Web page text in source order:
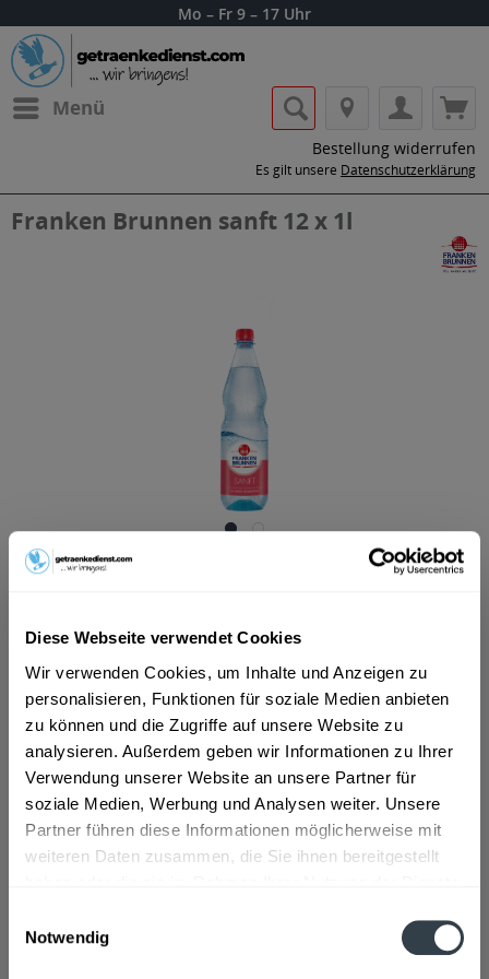
Diese Webseite verwendet Cookies
Wir verwenden Cookies, um Inhalte und Anzeigen zu
personalisieren, Funktionen für soziale Medien anbieten
zu können und die Zugriffe auf unsere Website zu
analysieren. Außerdem geben wir Informationen zu Ihrer
Verwendung unserer Website an unsere Partner für
soziale Medien, Werbung und Analysen weiter. Unsere
Partner führen diese Informationen möglicherweise mit
weiteren Daten zusammen, die Sie ihnen bereitgestellt
Notwendig
Mo – Fr 9 – 17 Uhr
Menü
Bestellung widerrufen
Es gilt unsere Datenschutzerklärung
Franken Brunnen sanft 12 x 1l
10,99 € *
Vorrätig
MEHRWEG
+3,30 € Pfand
In denWarenkorb
Hinzugefügt
Artikel-Nr.: 25464